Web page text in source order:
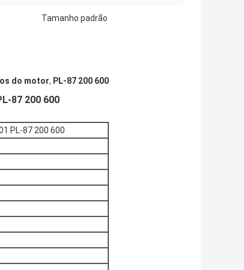
Tamanho padrão
do motor, PL-87 200 600
87 200 600
PL-87 200 600